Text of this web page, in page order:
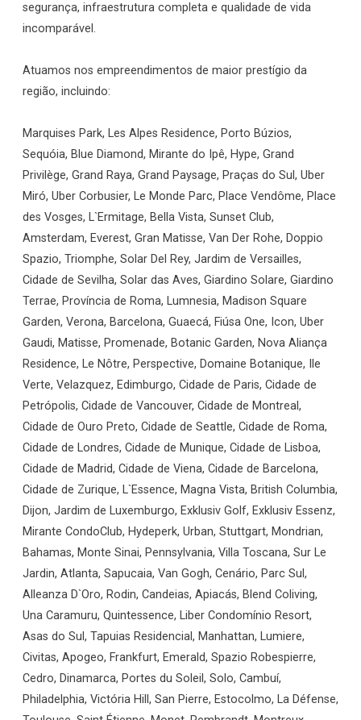
segurança, infraestrutura completa e qualidade de vida
incomparável.
Atuamos nos empreendimentos de maior prestígio da
região, incluindo:
Marquises Park, Les Alpes Residence, Porto Búzios,
Sequóia, Blue Diamond, Mirante do Ipê, Hype, Grand
Privilège, Grand Raya, Grand Paysage, Praças do Sul, Uber
Miró, Uber Corbusier, Le Monde Parc, Place Vendôme, Place
des Vosges, L`Ermitage, Bella Vista, Sunset Club,
Amsterdam, Everest, Gran Matisse, Van Der Rohe, Doppio
Spazio, Triomphe, Solar Del Rey, Jardim de Versailles,
Cidade de Sevilha, Solar das Aves, Giardino Solare, Giardino
Terrae, Província de Roma, Lumnesia, Madison Square
Garden, Verona, Barcelona, Guaecá, Fiúsa One, Icon, Uber
Gaudi, Matisse, Promenade, Botanic Garden, Nova Aliança
Residence, Le Nôtre, Perspective, Domaine Botanique, Ile
Verte, Velazquez, Edimburgo, Cidade de Paris, Cidade de
Petrópolis, Cidade de Vancouver, Cidade de Montreal,
Cidade de Ouro Preto, Cidade de Seattle, Cidade de Roma,
Cidade de Londres, Cidade de Munique, Cidade de Lisboa,
Cidade de Madrid, Cidade de Viena, Cidade de Barcelona,
Cidade de Zurique, L`Essence, Magna Vista, British Columbia,
Dijon, Jardim de Luxemburgo, Exklusiv Golf, Exklusiv Essenz,
Mirante CondoClub, Hydeperk, Urban, Stuttgart, Mondrian,
Bahamas, Monte Sinai, Pennsylvania, Villa Toscana, Sur Le
Jardin, Atlanta, Sapucaia, Van Gogh, Cenário, Parc Sul,
Alleanza D`Oro, Rodin, Candeias, Apiacás, Blend Coliving,
Una Caramuru, Quintessence, Liber Condomínio Resort,
Asas do Sul, Tapuias Residencial, Manhattan, Lumiere,
Civitas, Apogeo, Frankfurt, Emerald, Spazio Robespierre,
Cedro, Dinamarca, Portes du Soleil, Solo, Cambuí,
Philadelphia, Victória Hill, San Pierre, Estocolmo, La Défense,